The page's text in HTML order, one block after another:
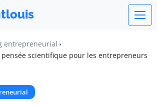
entrepreneurial
pensée scientifique pour les entrepreneurs